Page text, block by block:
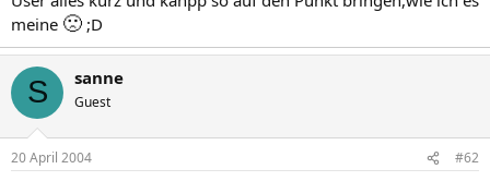
meine 🙁 ;D
S sanne
Guest
20 April 2004 #62